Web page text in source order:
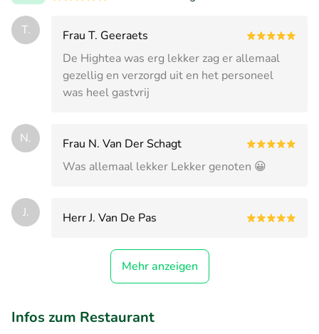
T.
Frau T. Geeraets
De Hightea was erg lekker zag er allemaal
gezellig en verzorgd uit en het personeel
was heel gastvrij
N.
Frau N. Van Der Schagt
Was allemaal lekker Lekker genoten 😀
J. Herr J. Van De Pas
Mehr anzeigen
Infos zum Restaurant